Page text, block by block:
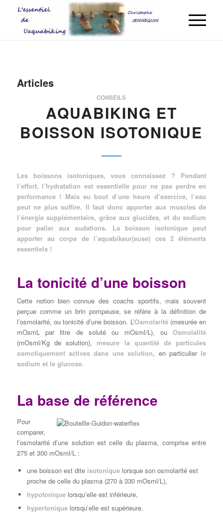
Articles
CONSEILS
AQUABIKING ET
BOISSON ISOTONIQUE
Les boissons isotoniques, vous connaissez ? Pendant
l’effort, l’hydratation est essentielle pour ne pas perdre en
performance ! Mais au bout d’une heure d’exercice, l’eau
peut ne plus suffire. Il faut donc apporter aux muscles de
l’énergie supplémentaire, grâce aux glucides, et du sodium
pour palier aux sudations. La boisson isotonique peut
apporter au corps de l’aquabikeur(euse) ces 2 éléments
essentiels !
La tonicité d’une boisson
Cette notion bien connue des coachs sportifs, mais souvent
perçue comme un brin pompeuse, se réfère à la définition de
l’osmolarité, ou tonicité d’une boisson. L’Osmolarité(mesurée en
mOsmL par litre de soluté ou mOsml/L), ouOsmolalité
(mOsml/Kg de solution), mesure la quantité de particules
osmotiquement actives dans une solution, en particulierle
sodium et le glucose.
La base de référence
Pour
comparer,
l’osmolarité d’une solution est celle du plasma, comprise entre
275 et 300 mOsml/L :
une boisson est diteisotoniquelorsque son osmolarité est
proche de celle du plasma (270 à 330 mOsml/L),
hypotoniquelorsqu’elle est inférieure,
hypertoniquelorsqu’elle est supérieure.